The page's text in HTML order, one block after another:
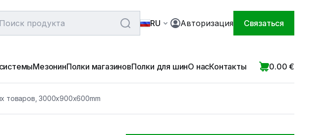
RU Авторизация Связаться
МезонинПолки магазиновПолки для шинО насКонтакты 0.00 €
товаров, 3000x900x600mm